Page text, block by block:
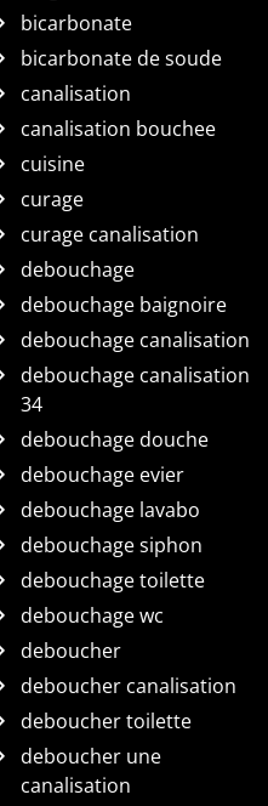
bicarbonate
bicarbonate de soude
canalisation
canalisation bouchee
cuisine
curage
curage canalisation
debouchage
debouchage baignoire
debouchage canalisation
debouchage canalisation
34
debouchage douche
debouchage evier
debouchage lavabo
debouchage siphon
debouchage toilette
debouchage wc
deboucher
deboucher canalisation
deboucher toilette
deboucher une
canalisation